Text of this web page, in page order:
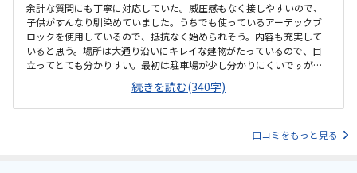
余計な質問にも丁寧に対応していた。威圧感もなく接しやすいので、
子供がすんなり馴染めていました。うちでも使っているアーテックブ
ロックを使用しているので、抵抗なく始められそう。内容も充実して
いると思う。場所は大通り沿いにキレイな建物がたっているので、目
立ってとても分かりすい。最初は駐車場が少し分かりにくいですが、
換気等、気を使っておこなっていた。教室内も清潔感があり、リラッ
クスできる雰囲気。授業は月2回です。もう少し安いとありがたいです
が、他のプログラミングスクールより安価だと思います。自分が作っ
うな工夫をしてあると思いました。希望があればプラス1000円でタイ
続きを読む(340字)
口コミをもっと見る